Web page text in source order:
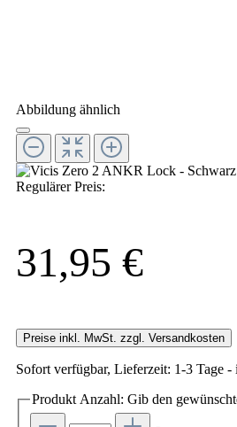
Abbildung ähnlich
Regulärer Preis:
31,95 €
Preise inkl. MwSt. zzgl. Versandkosten
Sofort verfügbar, Lieferzeit: 1-3 Tage -
Produkt Anzahl: Gib den